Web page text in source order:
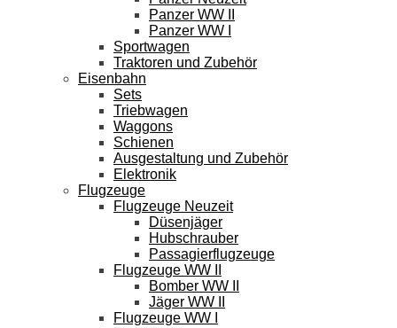
Panzer WW II
Panzer WW I
Sportwagen
Traktoren und Zubehör
Eisenbahn
Sets
Triebwagen
Waggons
Schienen
Ausgestaltung und Zubehör
Elektronik
Flugzeuge
Flugzeuge Neuzeit
Düsenjäger
Hubschrauber
Passagierflugzeuge
Flugzeuge WW II
Bomber WW II
Jäger WW II
Flugzeuge WW I